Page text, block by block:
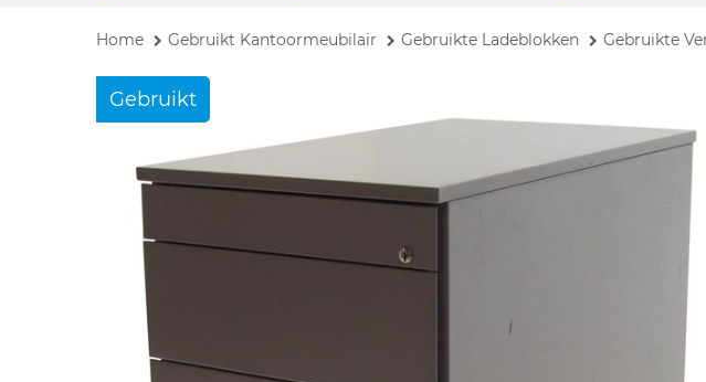
Home Gebruikt Kantoormeubilair Gebruikte Ladeblokken Gebruikte
Gebruikt